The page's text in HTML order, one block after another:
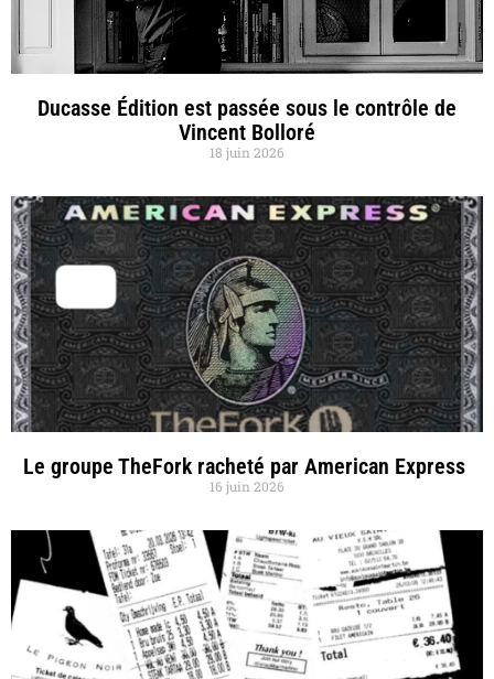
Ducasse Édition est passée sous le contrôle de
Vincent Bolloré
18 juin 2026
Le groupe TheFork racheté par American Express
16 juin 2026